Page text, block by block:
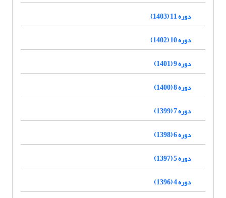
دوره 11 (1403)
دوره 10 (1402)
دوره 9 (1401)
دوره 8 (1400)
دوره 7 (1399)
دوره 6 (1398)
دوره 5 (1397)
دوره 4 (1396)